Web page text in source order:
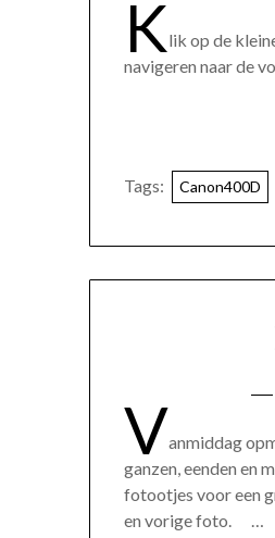
Klik op de
navigeren naar de
Tags: Canon400D
Vanmiddag
ganzen, eenden en
fotootjes voor een
en vorige foto. …